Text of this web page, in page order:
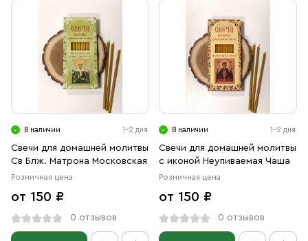
В наличии 1-2 дня
Свечи для домашней молитвы
Св Блж. Матрона Московская
Розничная цена
от 150 ₽
0 отзывов
В наличии 1-2 дня
Свечи для домашней молитвы
с иконой Неупиваемая Чаша
Розничная цена
от 150 ₽
0 отзывов